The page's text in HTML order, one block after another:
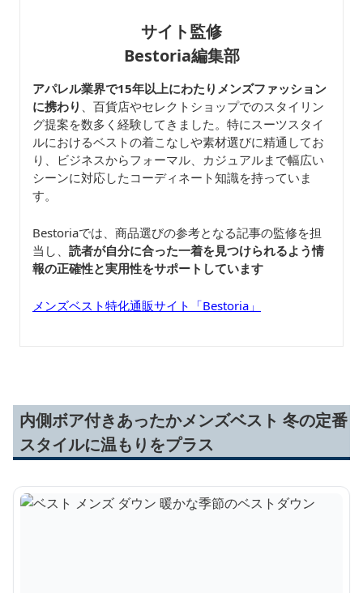
サイト監修
Bestoria編集部
アパレル業界で15年以上にわたりメンズファッション
に携わり
、百貨店やセレクトショップでのスタイリン
グ提案を数多く経験してきました。特にスーツスタイ
ルにおけるベストの着こなしや素材選びに精通してお
り、ビジネスからフォーマル、カジュアルまで幅広い
シーンに対応したコーディネート知識を持っていま
す。
Bestoriaでは、商品選びの参考となる記事の監修を担
当し、 読者が自分に合った一着を見つけられるよう情
報の正確性と実用性をサポートしています
メンズベスト特化通販サイト「Bestoria」
内側ボア付きあったかメンズベスト 冬の定番
スタイルに温もりをプラス